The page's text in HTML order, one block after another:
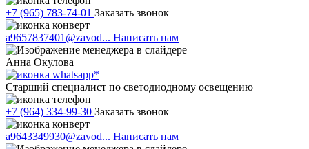
+7 (965) 783-74-01 Заказать звонок
a9657837401@zavod... Написать нам
Анна Окулова
Старший специалист по светодиодному освещению
+7 (964) 334-99-30 Заказать звонок
a9643349930@zavod... Написать нам